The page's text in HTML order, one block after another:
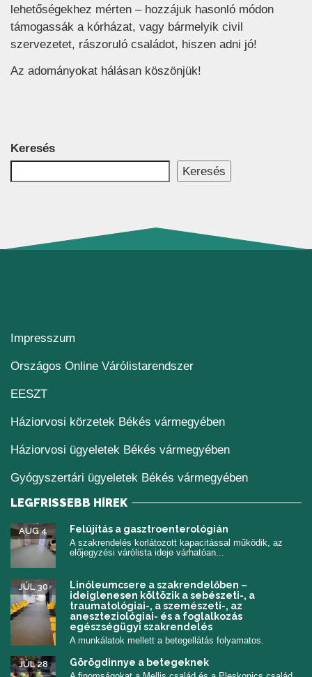
lehetőségekhez mérten – hozzájuk hasonló módon
támogassák a kórházat, vagy bármelyik civil
szervezetet, rászoruló családot, hiszen adni jó!
Az adományokat hálásan köszönjük!
Keresés
Keresés
Impresszum
Országos Online Várólistarendszer(új ablakban nyílik
EESZT(új ablakban nyílik meg)
Háziorvosi körzetek Békés vármegyében
Háziorvosi ügyeletek Békés vármegyében
Gyógyszertári ügyeletek Békés vármegyében
LEGFRISSEBB HÍREK
Felújítás a gasztroenterológián
AUG 4
A szakrendelés korlátozott kapacitással működik, az
előjegyzési várólista ideje várhatóan...
Linóleumcsere a szakrendelőben –
ideiglenesen költözik a sebészeti-, a
traumatológiai-, a szemészeti-, az
aneszteziológiai- és a foglalkozás
egészségügyi szakrendelés
JÚL 30
A munkálatok mellett a betegellátás folyamatos.
Görögdinnye a betegeknek
JÚL 28